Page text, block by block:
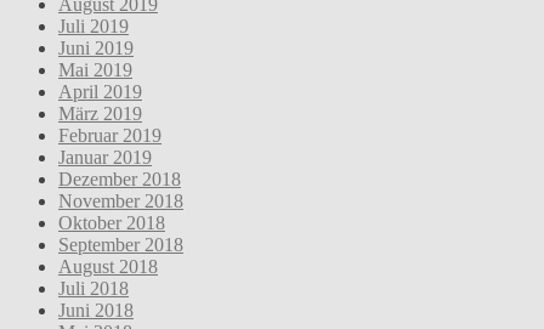
Juli 2019
Juni 2019
Mai 2019
April 2019
März 2019
Februar 2019
Januar 2019
Dezember 2018
November 2018
Oktober 2018
September 2018
August 2018
Juli 2018
Juni 2018